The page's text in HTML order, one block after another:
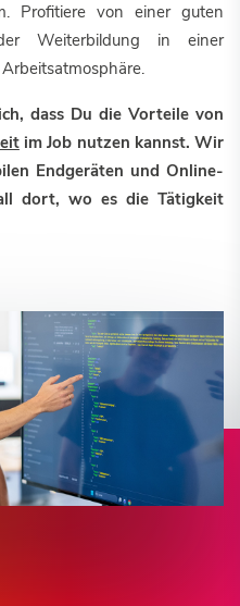
Profitiere von einer guten
Weiterbildung in einer
dass Du die Vorteile von
im Job nutzen kannst. Wir
Endgeräten und Online-
dort, wo es die Tätigkeit